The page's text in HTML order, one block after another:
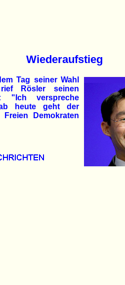
Wiederaufstieg
Tag seiner Wahl
rief Rösler seinen
"Ich verspreche
heute geht der
Demokraten